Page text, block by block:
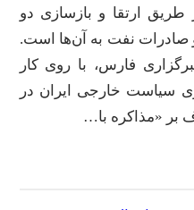
طریق ارتقا و بازسازی دو
و صادرات نفت به آن‌ها است.
فارس، با روی کار
سیاست خارجی ایران در
بر «مذاکره با…